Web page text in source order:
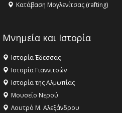
Κατάβαση Μογλενίτσας (rafting)
Μνημεία και Ιστορία
Ιστορία Έδεσσας
Ιστορία Γιαννιτσών
Ιστορία της Αλμωπίας
Μουσείο Νερού
Λουτρό Μ. Αλεξάνδρου